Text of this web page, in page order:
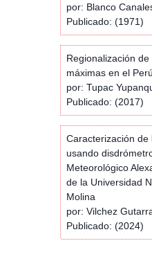
por: Blanco
Publicado: (1971)
Regionalización
máximas en el Perú
por: Tupac
Publicado: (2017)
Caracterización de
usando
Meteorológico
de la Universidad
Molina
por: Vilchez
Publicado: (2024)